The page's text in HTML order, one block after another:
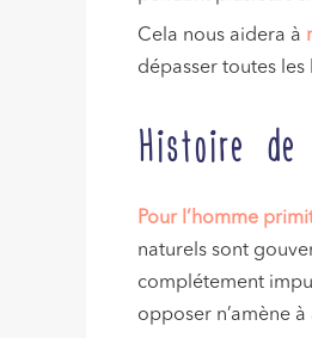
Cela nous aidera à
dépasser toutes
Histoire
Pour l’homme
naturels sont
complétement
opposer n’amène